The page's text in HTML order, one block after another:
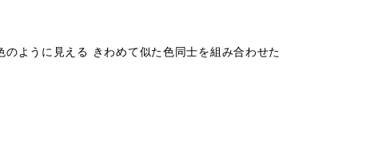
ように見える きわめて似た色同士を組み合わせた